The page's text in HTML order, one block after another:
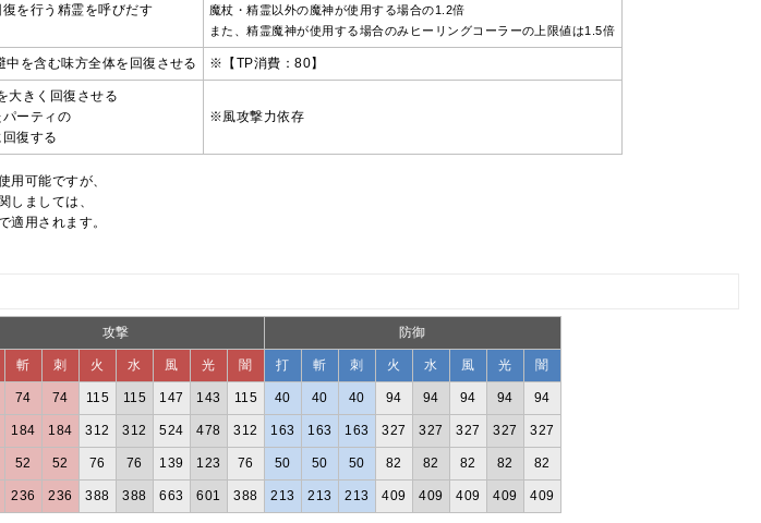
を行う精霊を呼びだす
魔杖・精霊以外の魔神が使用する場合の1.2倍
また、精霊魔神が使用する場合のみヒーリングコーラーの上限値は1.5倍
中を含む味方全体を回復させる ※【TP消費：80】
大きく回復させる
パーティの
復する
※風攻撃力依存
用可能ですが、
しましては、
適用されます。
攻撃 防御
斬 刺 火 水 風 光 闇 打 斬 刺 火 水 風 光 闇
74 74 115 115 147 143 115 40 40 40 94 94 94 94 94
184 184 312 312 524 478 312 163 163 163 327 327 327 327 327
52 52 76 76 139 123 76 50 50 50 82 82 82 82 82
236 236 388 388 663 601 388 213 213 213 409 409 409 409 409